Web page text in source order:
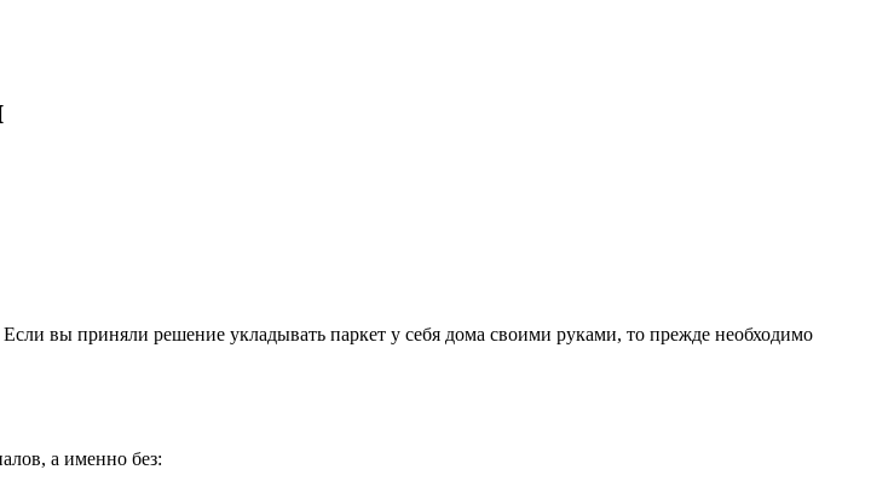
вы приняли решение укладывать паркет у себя дома своими руками, то прежде необходимо
а именно без: